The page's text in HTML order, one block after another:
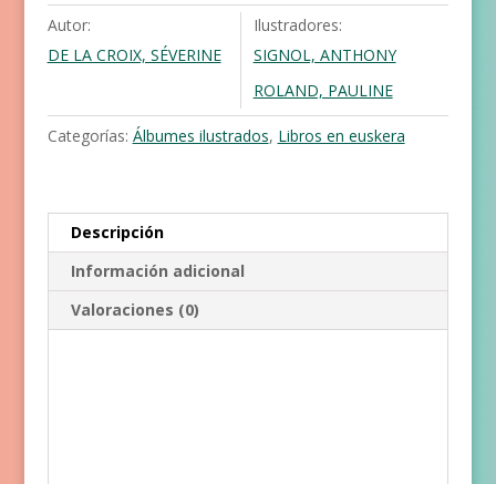
zuen
oiloa
cantidad
Autor:
DE LA CROIX, SÉVERINE
Ilustradores:
SIGNOL, ANTHONY
ROLAND, PAULINE
Categorías: Álbumes ilustrados, Libros en euskera
Descripción
Información adicional
Valoraciones (0)